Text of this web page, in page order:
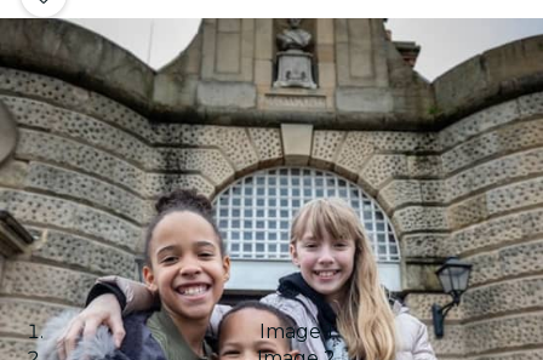
Image 1